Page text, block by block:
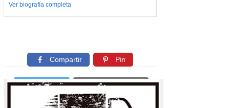
Ver biografía completa
Compartir Pin
Twittear Copiar enlace